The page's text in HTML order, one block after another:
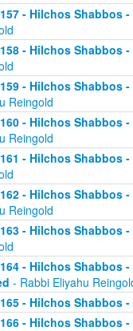
- Hilchos Shabbos
- Hilchos Shabbos
- Hilchos Shabbos
Reingold
- Hilchos Shabbos
Reingold
- Hilchos Shabbos
- Hilchos Shabbos
Reingold
- Hilchos Shabbos
- Hilchos Shabbos
- Rabbi Eliyahu
- Hilchos Shabbos
- Hilchos Shabbos